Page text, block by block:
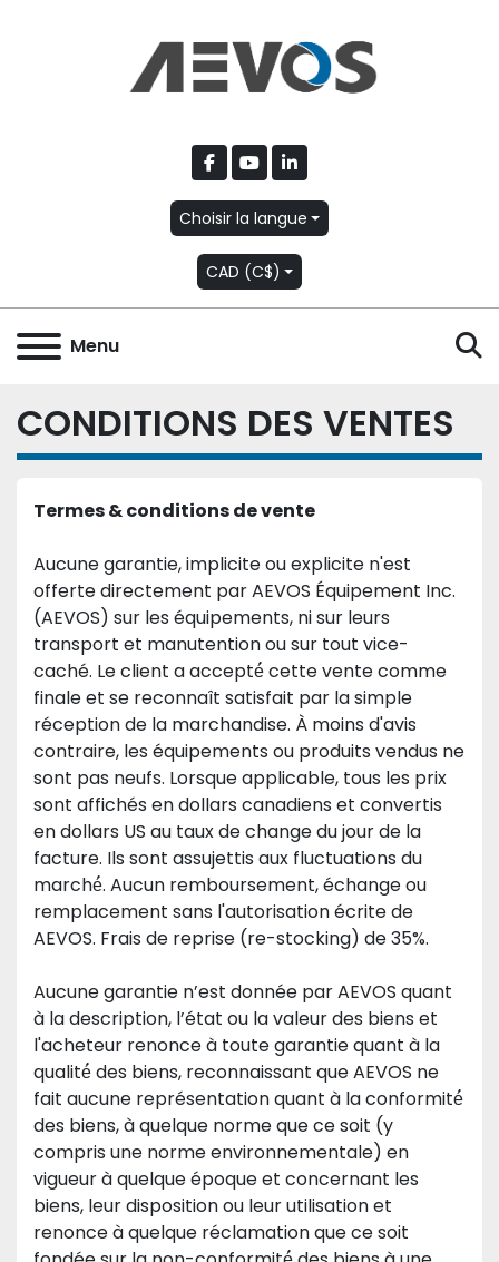
facebook
youtubelinkedin
Choisir la langue
CAD (C$)
Menu
CONDITIONS DES VENTES
Termes & conditions de vente
Aucune garantie, implicite ou explicite n'est
offerte directement par AEVOS Équipement Inc.
(AEVOS) sur les équipements, ni sur leurs
transport et manutention ou sur tout vice-
caché. Le client a accepté́ cette vente comme
finale et se reconnaît satisfait par la simple
réception de la marchandise. À moins d'avis
contraire, les équipements ou produits vendus ne
sont pas neufs. Lorsque applicable, tous les prix
sont affichés en dollars canadiens et convertis
en dollars US au taux de change du jour de la
facture. Ils sont assujettis aux fluctuations du
marché́. Aucun remboursement, échange ou
remplacement sans l'autorisation écrite de
AEVOS. Frais de reprise (re-stocking) de 35%.
Aucune garantie n’est donnée par AEVOS quant
à la description, l’état ou la valeur des biens et
l'acheteur renonce à toute garantie quant à la
qualité́ des biens, reconnaissant que AEVOS ne
fait aucune représentation quant à la conformité́
des biens, à quelque norme que ce soit (y
compris une norme environnementale) en
vigueur à quelque époque et concernant les
biens, leur disposition ou leur utilisation et
renonce à quelque réclamation que ce soit